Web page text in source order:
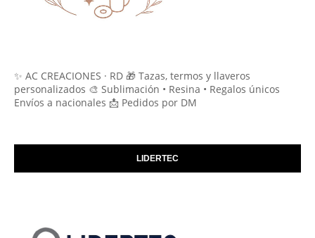
✨ AC CREACIONES · RD 🎁 Tazas, termos y llaveros
personalizados 🎨 Sublimación • Resina • Regalos únicos
Envíos a nacionales 📩 Pedidos por DM
LIDERTEC